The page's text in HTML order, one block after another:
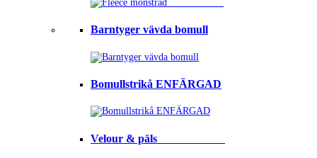
Barntyger vävda bomull
Bomullstrikå ENFÄRGAD
Velour & päls⠀⠀⠀⠀⠀⠀⠀⠀